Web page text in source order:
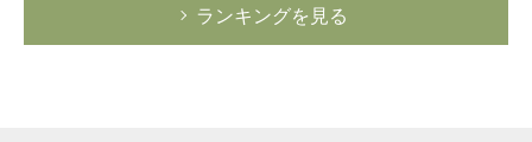
ランキングを見る